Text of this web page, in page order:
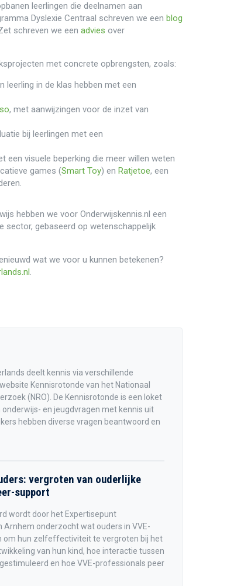
leerlingen die deelnamen aan
Dyslexie Centraal schreven we een blog
schreven we een advies over
met concrete opbrengsten, zoals:
leerling in de klas hebben met een
, met aanwijzingen voor de inzet van
bij leerlingen met een
visuele beperking die meer willen weten
games (Smart Toy) en Ratjetoe, een
hebben we voor Onderwijskennis.nl een
sector, gebaseerd op wetenschappelijk
wat we voor u kunnen betekenen?
.
deelt kennis via verschillende
Kennisrotonde van het Nationaal
(NRO). De Kennisrotonde is een loket
en jeugdvragen met kennis uit
hebben diverse vragen beantwoord en
vergroten van ouderlijke
support
wordt door het Expertisepunt
Arnhem onderzocht wat ouders in VVE-
om hun zelfeffectiviteit te vergroten bij het
van hun kind, hoe interactie tussen
en hoe VVE-professionals peer